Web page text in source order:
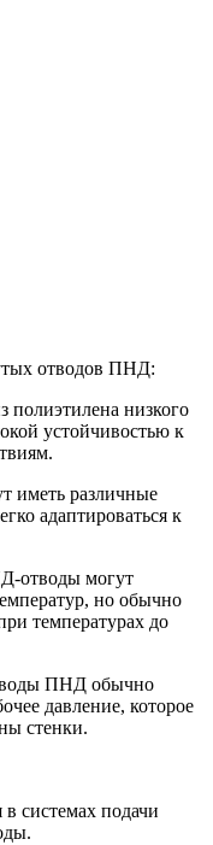
отводов ПНД:
полиэтилена низкого
устойчивостью к
иметь различные
адаптироваться к
отводы могут
но обычно
температурах до
ПНД обычно
давление, которое
стенки.
системах подачи